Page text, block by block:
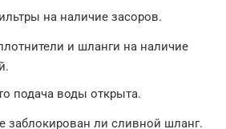
на наличие засоров.
и шланги на наличие
подача воды открыта.
заблокирован ли сливной шланг.